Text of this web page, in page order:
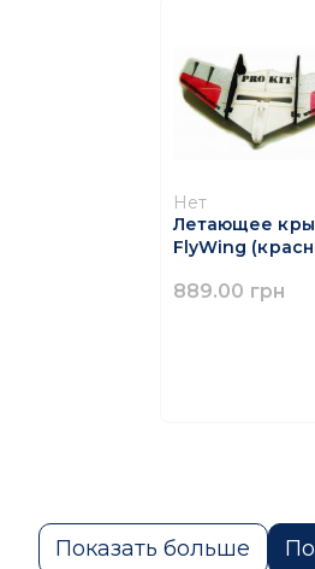
Нет
Летающее
FlyWing
889.00 грн
Показать больше